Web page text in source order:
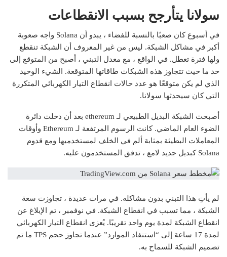
سولانا يتأرجح بسبب الانقطاعات
في أسبوع كان صعبًا بالنسبة للفضاء ، يبدو أن Solana واجه صعوبة
أكبر في مشاكل الشبكة. ليس من غير المعروف أن الشبكة تنقطع
ولها فترة تعطل. في الواقع ، مع معدل التبني ، أصبح من المتوقع إلى
حد ما حيث تتجاوز هذه الشبكات طاقاتها المتوقعة. الشيء الوحيد
الذي لم يكن متوقعًا هو عدد حالات انقطاع التيار الكهربائي المتكررة
التي كان سيحدثها سولانا.
أصبحت الشبكة البديل الطبيعي لـ ethereum بعد أن دخلت دائرة
الضوء العام الماضي. كانت الرسوم المرتفعة لـ Ethereum وأوقات
المعاملات البطيئة بمثابة ألم في الخلف لمستخدميها ومع قدوم
Solana كبديل جديد لامع ، تدفق المستخدمون عليه.
لم يأتِ هذا التبني بدون مشاكله. في مرات عديدة ، تجاوزت سعة
الشبكة ، مما تسبب في انقطاع الشبكة. في نوفمبر ، تم الإبلاغ عن
انقطاع الشبكة لمدة يوم واحد تقريبًا. يُعزى انقطاع التيار الكهربائي
لمدة 17 ساعة إلى “استنفاد الموارد” عندما تجاوز حجم TPS ما تم
تصميم الشبكة للسماح به.